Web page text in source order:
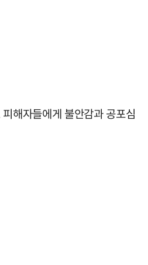
해자들에게 불안감과 공포심